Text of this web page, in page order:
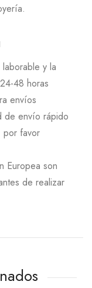
y la
48 horas
envíos
de envío rápido
por favor
Europea son
de realizar